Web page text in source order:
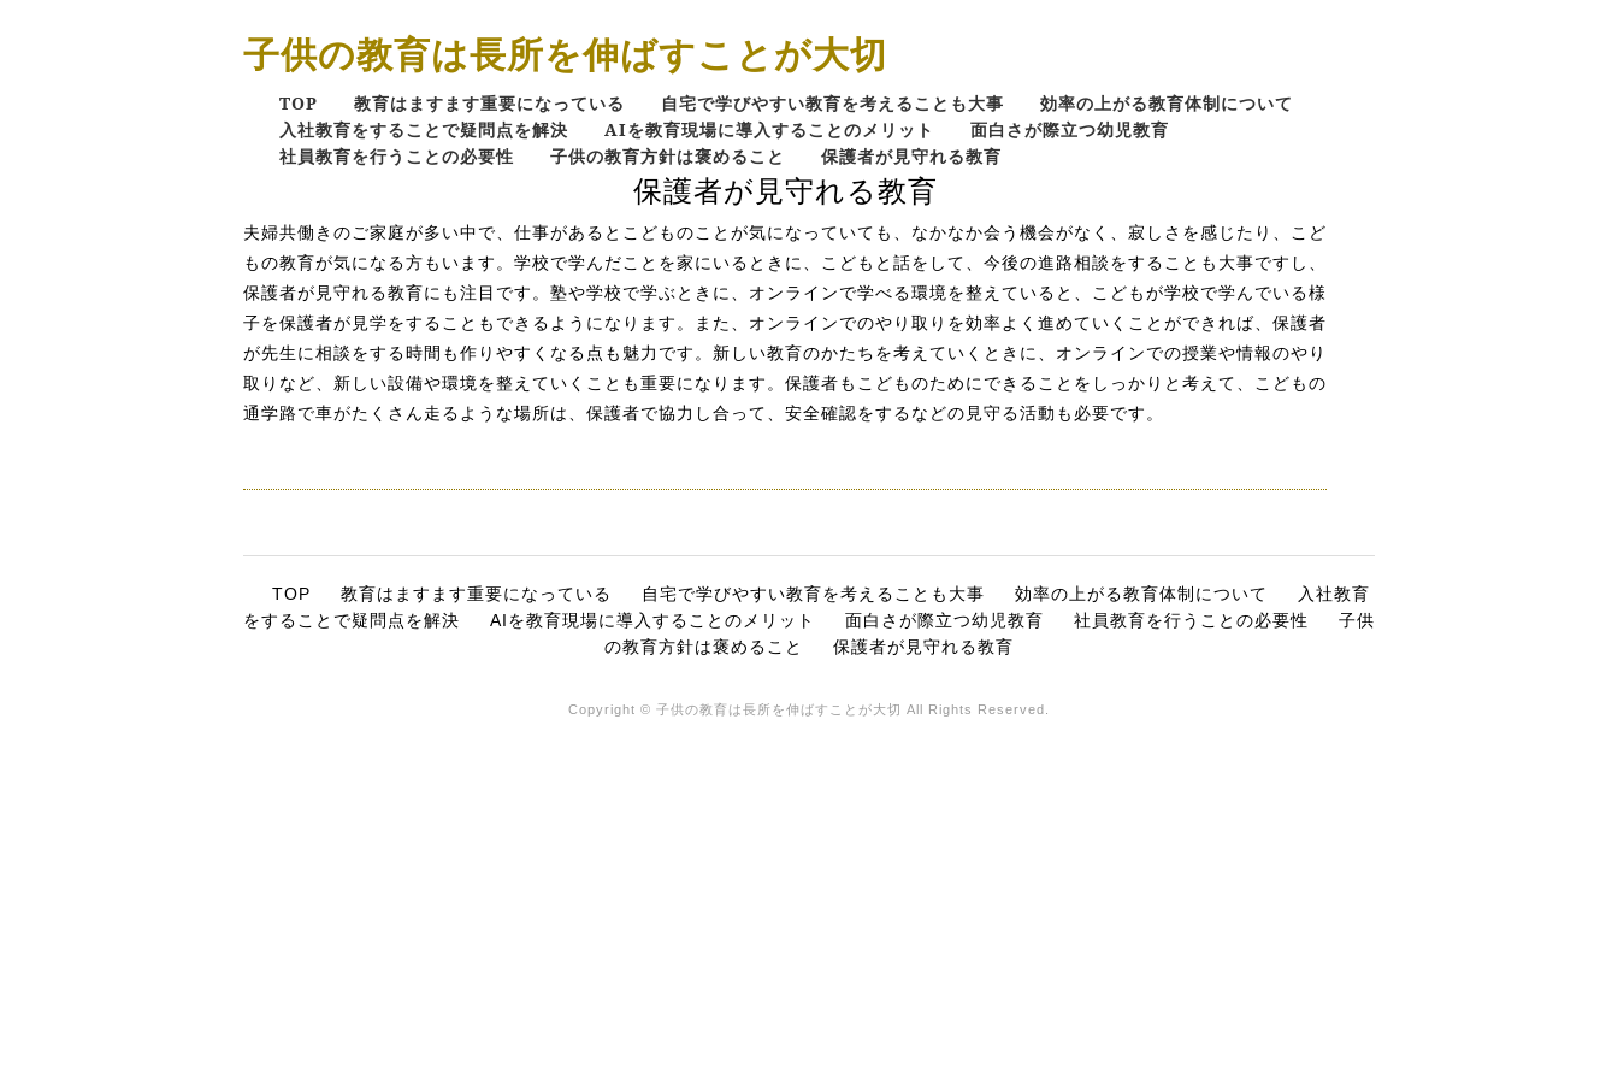
子供の教育は長所を伸ばすことが大切
TOP 教育はますます重要になっている 自宅で学びやすい教育を考えることも大事
効率の上がる教育体制について
入社教育をすることで疑問点を解決
AIを教育現場に導入することのメリット
面白さが際立つ幼児教育
社員教育を行うことの必要性
子供の教育方針は褒めること 保護者が見守れる教育
保護者が見守れる教育
夫婦共働きのご家庭が多い中で、仕事があるとこどものことが気になっていても、なかなか会う機会がなく、寂しさを感じたり、こど
もの教育が気になる方もいます。学校で学んだことを家にいるときに、こどもと話をして、今後の進路相談をすることも大事ですし、
保護者が見守れる教育にも注目です。塾や学校で学ぶときに、オンラインで学べる環境を整えていると、こどもが学校で学んでいる様
子を保護者が見学をすることもできるようになります。また、オンラインでのやり取りを効率よく進めていくことができれば、保護者
が先生に相談をする時間も作りやすくなる点も魅力です。新しい教育のかたちを考えていくときに、オンラインでの授業や情報のやり
取りなど、新しい設備や環境を整えていくことも重要になります。保護者もこどものためにできることをしっかりと考えて、こどもの
通学路で車がたくさん走るような場所は、保護者で協力し合って、安全確認をするなどの見守る活動も必要です。
TOP 教育はますます重要になっている 自宅で学びやすい教育を考えることも大事 効率の上がる教育体制について
入社教育
をすることで疑問点を解決
AIを教育現場に導入することのメリット 面白さが際立つ幼児教育 社員教育を行うことの必要性
子供
の教育方針は褒めること
保護者が見守れる教育
Copyright © 子供の教育は長所を伸ばすことが大切 All Rights Reserved.